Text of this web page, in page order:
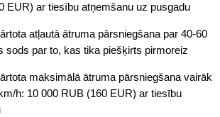
EUR) ar tiesību atņemšanu uz pusgadu
atļautā ātruma pārsniegšana par 40-60
sods par to, kas tika piešķirts pirmoreiz
maksimālā ātruma pārsniegšana vairāk
h: 10 000 RUB (160 EUR) ar tiesību